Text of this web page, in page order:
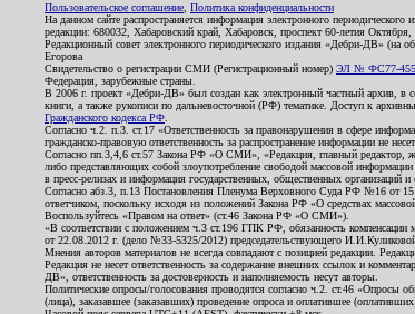
Пользовательское соглашение Политика конфиденциальности
На данном сайте распространяется информация электронного
редакции: 680032, Хабаровский край, Хабаровск, проспект 60-летия
Редакционный совет электронного периодического издания «Дебри-
Егорова
Свидетельство о регистрации СМИ (Регистрационный номер) ЭЛ № ФС77-
Федерация, зарубежные страны.
В 2006 г. проект «Дебри-ДВ» был создан как электронный частный архив, в
книги, а также рукописи по дальневосточной (РФ) тематике. Доступ к
Гражданского кодекса РФ
Согласно ч.2. п.3. ст.17 «Ответственность за правонарушения в сфере
гражданско-правовую ответственность за распространение информации не
Согласно пп.3,4,6 ст.57 Закона РФ «О СМИ», «Редакция, главный редактор,
либо представляющих собой злоупотребление свободой массовой
в пресс-релизах и информация государственных, общественных организаций
Согласно абз.3, п.13 Постановления Пленума Верховного Суда РФ №16 от
ответчиком, поскольку исходя из положений Закона РФ «О средствах
Воспользуйтесь «Правом на ответ» (ст.46 Закона РФ «О СМИ»).
«В соответствии с положением ч.3 ст.196 ГПК РФ, обязанность компенсации
от 22.08.2012 г. (дело №33-5325/2012) председательствующего
Мнения авторов материалов не всегда совпадают с позицией редакции.
Редакция не несет ответственность за содержание внешних ссылок и
ДВ», ответственность за достоверность и наполняемость несут авторы.
Политические опросы/голосования проводятся согласно ч.2. ст.46 «Опросы
(лица), заказавшее (заказавших) проведение опроса и оплатившее